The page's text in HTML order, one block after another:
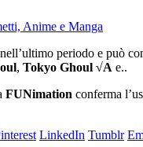
Anime e Manga
periodo e può
, Tokyo Ghoul √A e..
FUNimation conferma
LinkedIn Tumblr